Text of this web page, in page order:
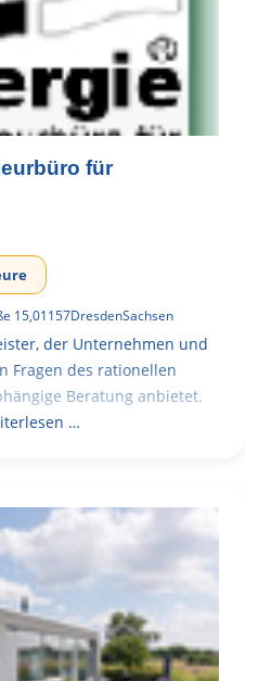
für
15,01157DresdenSachsen
der Unternehmen und
Fragen des rationellen
Beratung anbietet.
…